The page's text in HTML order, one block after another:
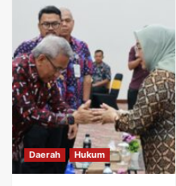
Daerah Hukum